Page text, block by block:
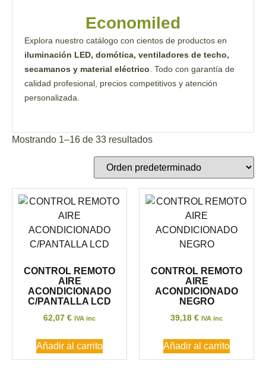
Economiled
Explora nuestro catálogo con cientos de productos en
iluminación LED, domótica, ventiladores de techo,
secamanos y material eléctrico . Todo con garantía de
calidad profesional, precios competitivos y atención
personalizada.
Mostrando 1–16 de 33 resultados
CONTROL REMOTO
AIRE
ACONDICIONADO
C/PANTALLA LCD
62,07 € IVA inc
Añadir al carrito
CONTROL REMOTO
AIRE
ACONDICIONADO
NEGRO
39,18 € IVA inc
Añadir al carrito